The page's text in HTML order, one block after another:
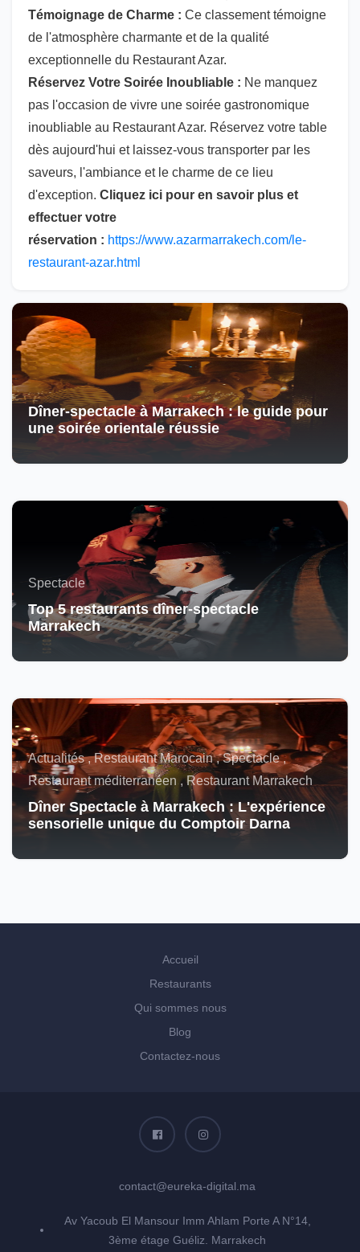
Témoignage de Charme : Ce classement témoigne
de l'atmosphère charmante et de la qualité
exceptionnelle du Restaurant Azar.
Réservez Votre Soirée Inoubliable : Ne manquez
pas l'occasion de vivre une soirée gastronomique
inoubliable au Restaurant Azar. Réservez votre table
dès aujourd'hui et laissez-vous transporter par les
saveurs, l'ambiance et le charme de ce lieu
d'exception. Cliquez ici pour en savoir plus et
effectuer votre
réservation : https://www.azarmarrakech.com/le-
restaurant-azar.html
Dîner-spectacle à Marrakech : le guide pour
une soirée orientale réussie
Spectacle
Top 5 restaurants dîner-spectacle
Marrakech
Actualités , Restaurant Marocain , Spectacle ,
Restaurant méditerranéen , Restaurant Marrakech
Dîner Spectacle à Marrakech : L'expérience
sensorielle unique du Comptoir Darna
Accueil
Restaurants
Qui sommes nous
Blog
Contactez-nous
contact@eureka-digital.ma
Av Yacoub El Mansour Imm Ahlam Porte A N°14,
3ème étage Guéliz. Marrakech